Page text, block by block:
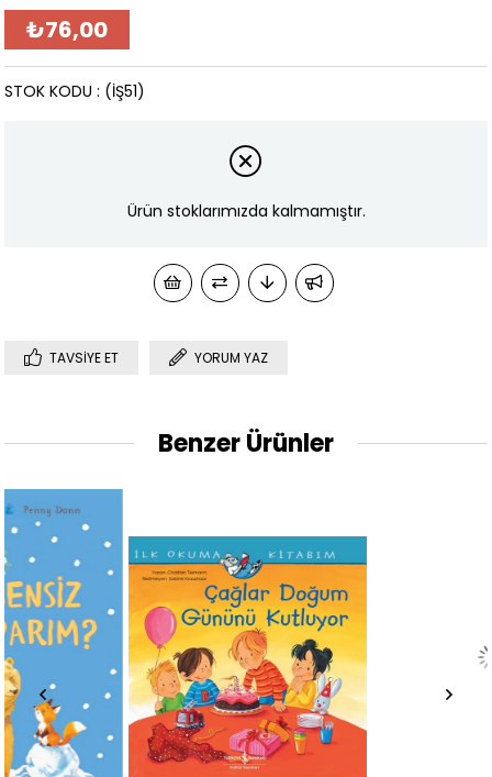
₺76,00
(İŞ51)
STOK KODU
Ürün stoklarımızda kalmamıştır.
TAVSIYE ET YORUM YAZ
Benzer Ürünler